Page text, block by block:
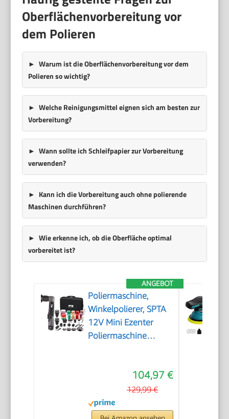
Oberflächenvorbereitung vor
dem Polieren
Warum ist die Oberflächenvorbereitung vor dem
Polieren so wichtig?
Welche Reinigungsmittel eignen sich am besten zur
Vorbereitung?
Wann sollte ich Schleifpapier zur Vorbereitung
verwenden?
Kann ich die Vorbereitung auch ohne polierende
Maschinen durchführen?
Wie erkenne ich, ob die Oberfläche optimal
vorbereitet ist?
ANGEBOT
Poliermaschine,
Winkelpolierer, SPTA
12V Mini Ezenter
Poliermaschine
Polierteller/Polierschwamm/
zum Polieren von
Auto, Möbeln -
LD104DE-V2
104,97 €
129,99 €